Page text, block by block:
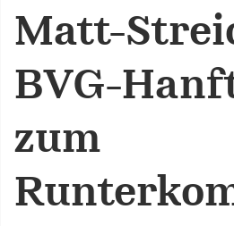
Matt-
BVG-
zum